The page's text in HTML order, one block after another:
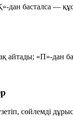
дан басталса —
айтады; «П»-дан
сөйлемді